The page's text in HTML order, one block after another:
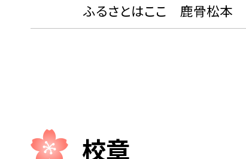
ふるさとはここ 鹿骨松本
校章